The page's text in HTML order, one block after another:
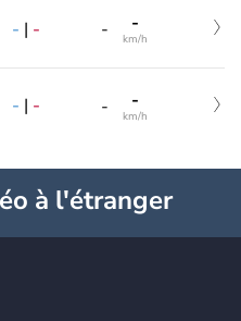
- | - - -
km/h
- | - - -
km/h
à l'étranger